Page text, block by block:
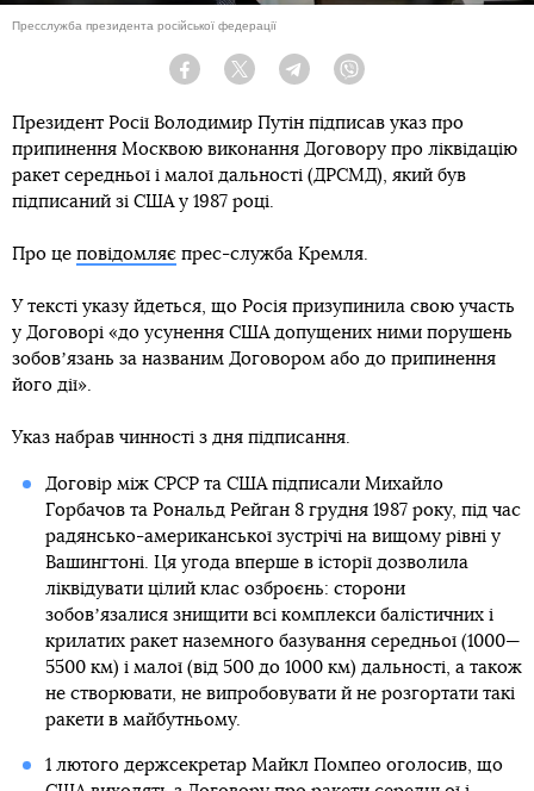
Пресслужба президента російської федерації
Facebook Twitter Telegram
Президент Росії Володимир Путін підписав указ про
припинення Москвою виконання Договору про ліквідацію
ракет середньої і малої дальності (ДРСМД), який був
підписаний зі США у 1987 році.
Про це повідомляє прес-служба Кремля.
У тексті указу йдеться, що Росія призупинила свою участь
у Договорі «до усунення США допущених ними порушень
зобовʼязань за названим Договором або до припинення
його дії».
Указ набрав чинності з дня підписання.
Договір між СРСР та США підписали Михайло
Горбачов та Рональд Рейган 8 грудня 1987 року, під час
радянсько-американської зустрічі на вищому рівні у
Вашингтоні. Ця угода вперше в історії дозволила
ліквідувати цілий клас озброєнь: сторони
зобовʼязалися знищити всі комплекси балістичних і
крилатих ракет наземного базування середньої (1000—
5500 км) і малої (від 500 до 1000 км) дальності, а також
не створювати, не випробовувати й не розгортати такі
ракети в майбутньому.
1 лютого держсекретар Майкл Помпео оголосив, що